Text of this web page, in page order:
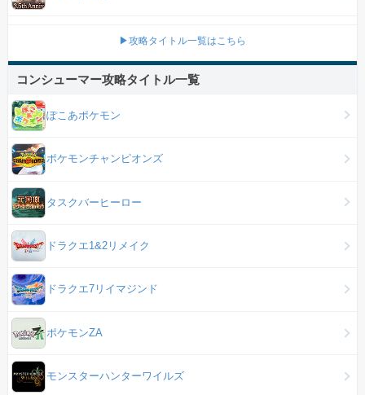
▶攻略タイトル一覧はこちら
コンシューマー攻略タイトル一覧
ぽこあポケモン
ポケモンチャンピオンズ
タスクバーヒーロー
ドラクエ1&2リメイク
ドラクエ7リイマジンド
ポケモンZA
モンスターハンターワイルズ